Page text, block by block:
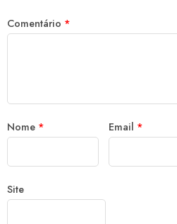
Comentário *
Nome * Email *
Site